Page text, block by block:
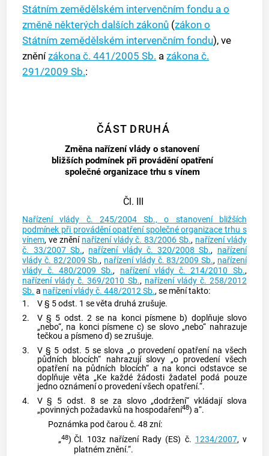
Státním zemědělském intervenčním fondu a o
změně některých dalších zákonů (zákon o
Státním zemědělském intervenčním fondu), ve
zněnízákona č. 441/2005 Sb. azákona č.
291/2009 Sb.:
ČÁST DRUHÁ
Změna nařízení vlády o stanovení
bližších podmínek při provádění opatření
společné organizace trhu s vínem
Čl. III
Nařízení vlády č. 245/2004 Sb., o stanovení bližších
podmínek při provádění opatření společné organizace trhu s
vínem, ve znění nařízení vlády č. 83/2006 Sb., nařízení vlády
č. 33/2007 Sb., nařízení vlády č. 320/2008 Sb., nařízení
vlády č. 82/2009 Sb., nařízení vlády č. 83/2009 Sb., nařízení
vlády č. 480/2009 Sb., nařízení vlády č. 214/2010 Sb.,
nařízení vlády č. 369/2010 Sb., nařízení vlády č. 258/2012
Sb. a nařízení vlády č. 448/2012 Sb., se mění takto:
1.
V § 5 odst. 1 se věta druhá zrušuje.
2.
V § 5 odst. 2 se na konci písmene b) doplňuje slovo
„nebo“, na konci písmene c) se slovo „nebo“ nahrazuje
tečkou a písmeno d) se zrušuje.
3.
V § 5 odst. 5 se slova „o provedení opatření na všech
půdních blocích“ nahrazují slovy „o provedení všech
opatření na půdních blocích“ a na konci odstavce se
doplňuje věta „Ke každé žádosti žadatel podá pouze
jedno oznámení o provedení všech opatření.“.
4.
V § 5 odst. 8 se za slovo „dodržení“ vkládají slova
„povinných požadavků na hospodaření48) a“.
Poznámka pod čarou č. 48 zní:
„48) Čl. 103z nařízení Rady (ES) č. 1234/2007, v
platném znění.“.